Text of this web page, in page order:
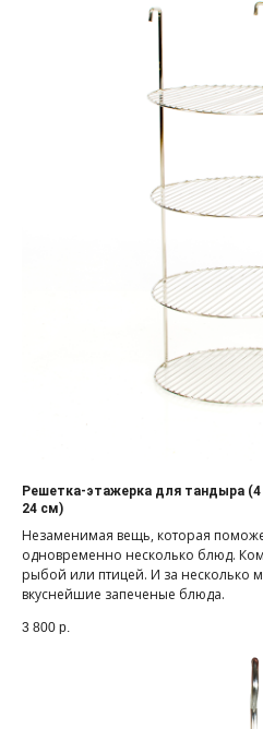
Решетка-этажерка для тандыра
24 см)
Незаменимая вещь, которая
одновременно несколько блюд.
рыбой или птицей. И за несколько
вкуснейшие запеченые блюда.
3 800 р.